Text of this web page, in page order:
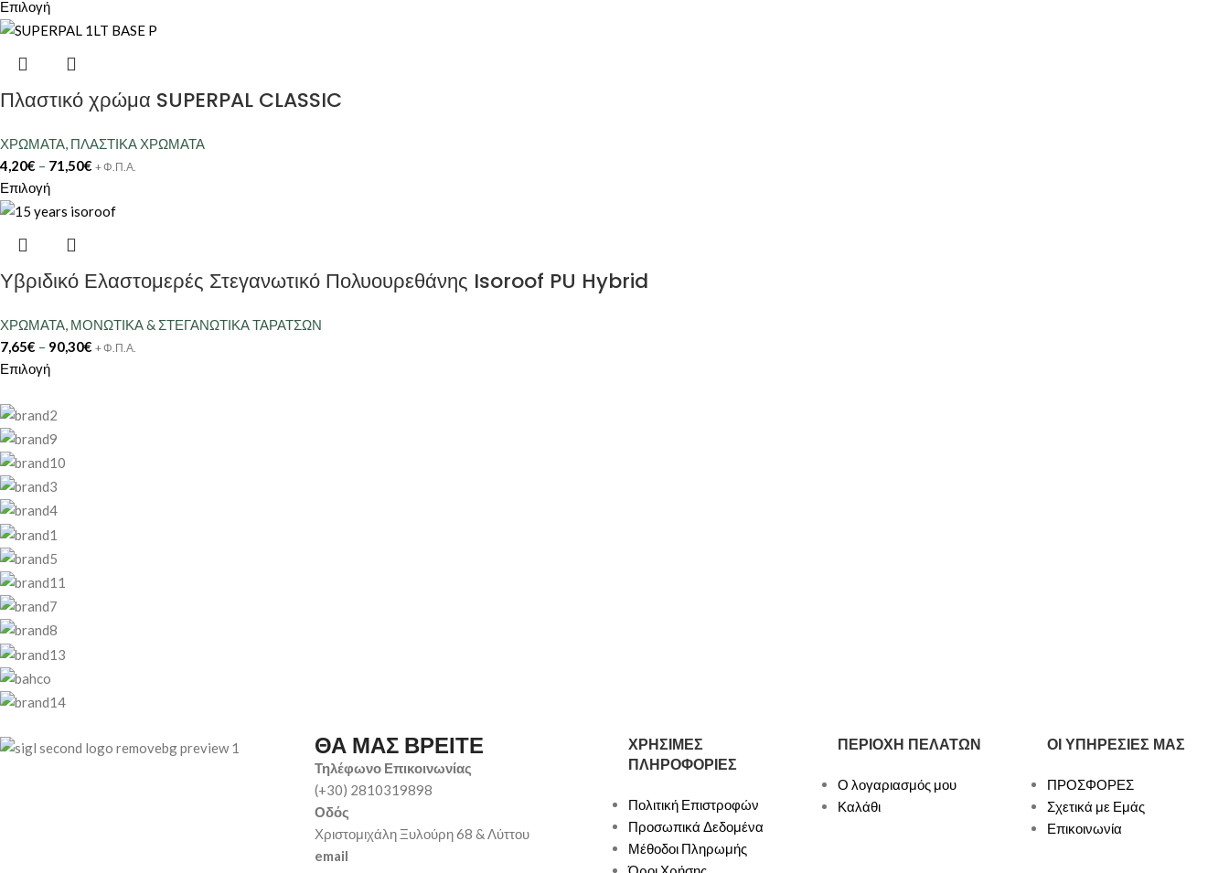
Επιλογή
Πλαστικό χρώμα SUPERPAL CLASSIC
ΧΡΩΜΑΤΑ, ΠΛΑΣΤΙΚΑ ΧΡΩΜΑΤΑ
4,20€ – 71,50€ + Φ.Π.Α.
Επιλογή
Υβριδικό Ελαστομερές Στεγανωτικό Πολυουρεθάνης Isoroof PU Hybrid
ΧΡΩΜΑΤΑ, ΜΟΝΩΤΙΚΑ & ΣΤΕΓΑΝΩΤΙΚΑ ΤΑΡΑΤΣΩΝ
7,65€ – 90,30€ + Φ.Π.Α.
Επιλογή
ΘΑ ΜΑΣ ΒΡΕΙΤΕ
Τηλέφωνο Επικοινωνίας
(+30) 2810319898
Οδός
Χριστομιχάλη Ξυλούρη 68 & Λύττου
email
ΧΡΗΣΙΜΕΣ
ΠΛΗΡΟΦΟΡΙΕΣ
Πολιτική Επιστροφών
Προσωπικά Δεδομένα
Μέθοδοι Πληρωμής
ΠΕΡΙΟΧΗ ΠΕΛΑΤΩΝ
Ο λογαριασμός μου
Καλάθι
ΟΙ ΥΠΗΡΕΣΙΕΣ ΜΑΣ
ΠΡΟΣΦΟΡΕΣ
Σχετικά με Εμάς
Επικοινωνία